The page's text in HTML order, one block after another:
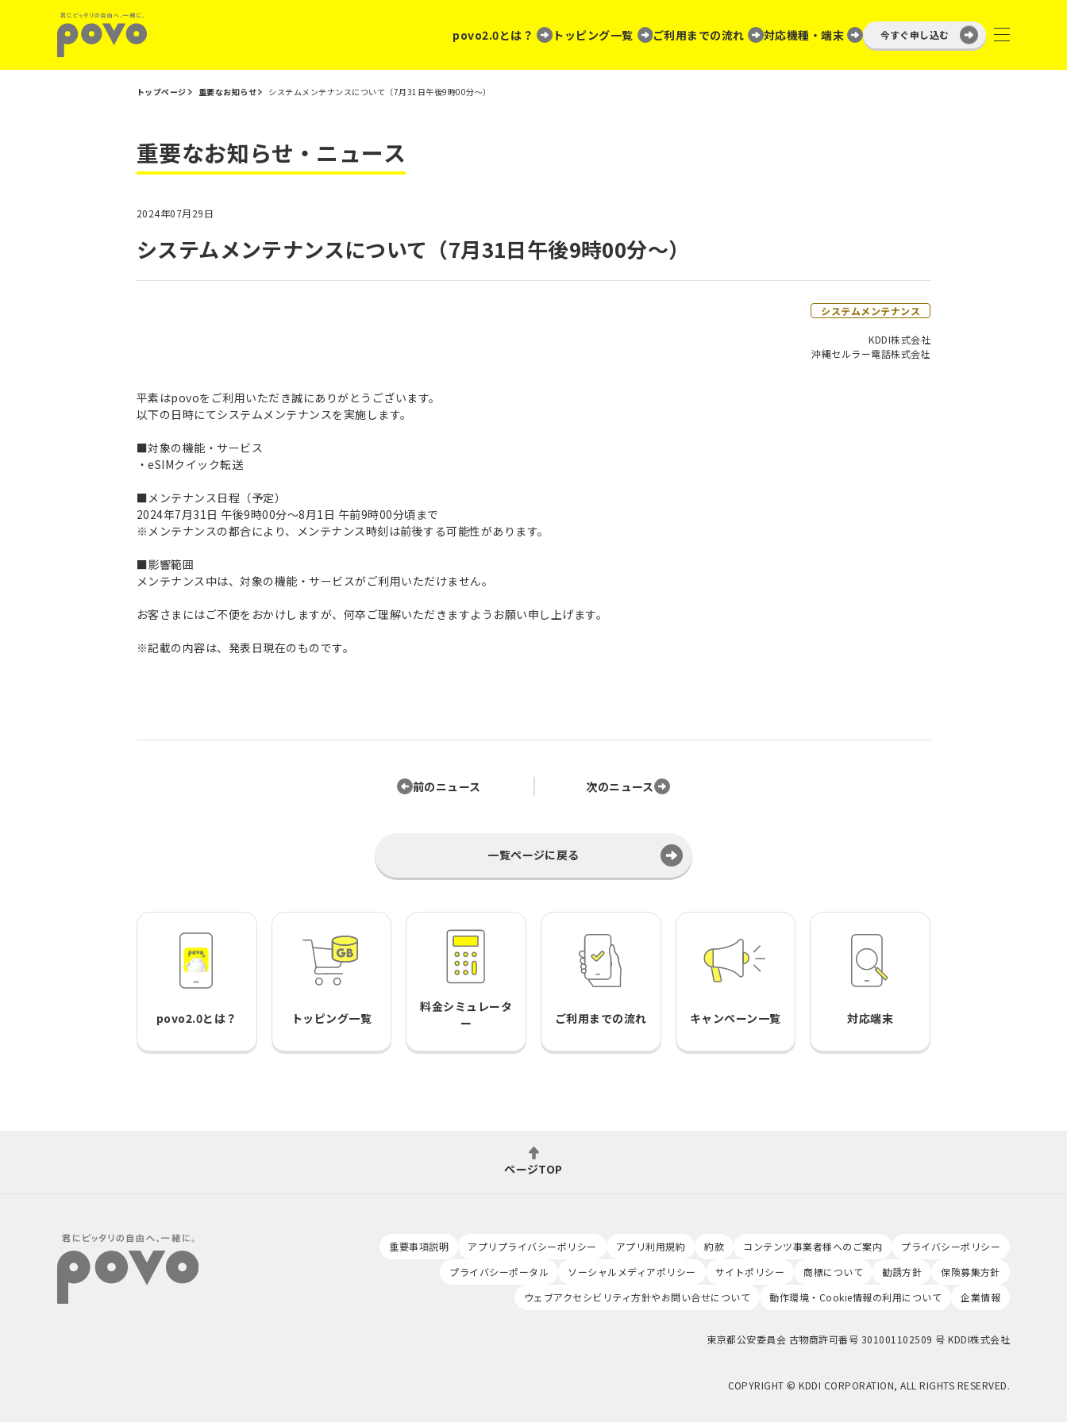
povo2.0とは？ トッピング一覧 ご利用までの流れ 対応機種・端末 今すぐ申し込む
トップページ 重要なお知らせ システムメンテナンスについて（7月31日午後9時00分～）
重要なお知らせ・ニュース
2024年07月29日
システムメンテナンスについて（7月31日午後9時00分～）
システムメンテナンス
KDDI株式会社
沖縄セルラー電話株式会社
平素はpovoをご利用いただき誠にありがとうございます。
以下の日時にてシステムメンテナンスを実施します。
■対象の機能・サービス
・eSIMクイック転送
■メンテナンス日程（予定）
2024年7月31日 午後9時00分～8月1日 午前9時00分頃まで
※メンテナンスの都合により、メンテナンス時刻は前後する可能性があります。
■影響範囲
メンテナンス中は、対象の機能・サービスがご利用いただけません。
お客さまにはご不便をおかけしますが、何卒ご理解いただきますようお願い申し上げます。
※記載の内容は、発表日現在のものです。
前のニュース 次のニュース
一覧ページに戻る
povo2.0とは？ トッピング一覧
料金シミュレータ
ー
ご利用までの流れ キャンペーン一覧 対応端末
ページTOP
重要事項説明 アプリプライバシーポリシー アプリ利用規約 約款 コンテンツ事業者様へのご案内
プライバシーポリシー
プライバシーポータル
ソーシャルメディアポリシー サイトポリシー 商標について 勧誘方針
保険募集方針
ウェブアクセシビリティ方針やお問い合せについて
動作環境・Cookie情報の利用について 企業情報
東京都公安委員会 古物商許可番号 301001102509 号 KDDI株式会社
COPYRIGHT © KDDI CORPORATION, ALL RIGHTS RESERVED.